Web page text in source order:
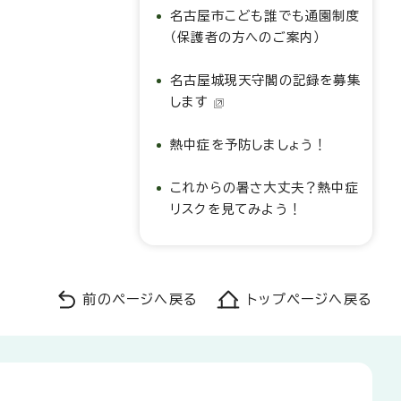
名古屋市こども誰でも通園制度
（保護者の方へのご案内）
名古屋城現天守閣の記録を募集
します
熱中症を予防しましょう！
これからの暑さ大丈夫？熱中症
リスクを見てみよう！
前のページへ戻る トップページへ戻る